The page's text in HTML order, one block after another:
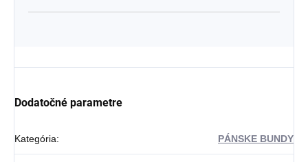
Dodatočné parametre
Kategória: PÁNSKE BUNDY